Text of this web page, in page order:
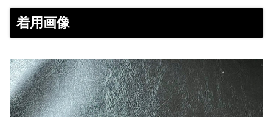
着用画像